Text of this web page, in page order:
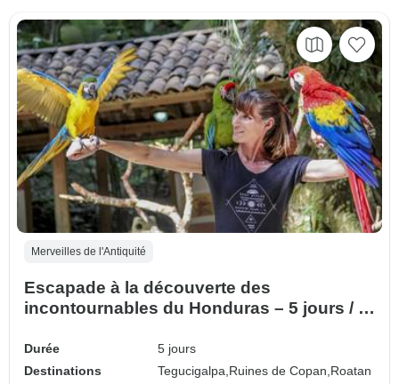
Merveilles de l'Antiquité
Escapade à la découverte des
incontournables du Honduras – 5 jours / 4
Durée
5 jours
Destinations
Tegucigalpa, Ruines de Copan, Roatan